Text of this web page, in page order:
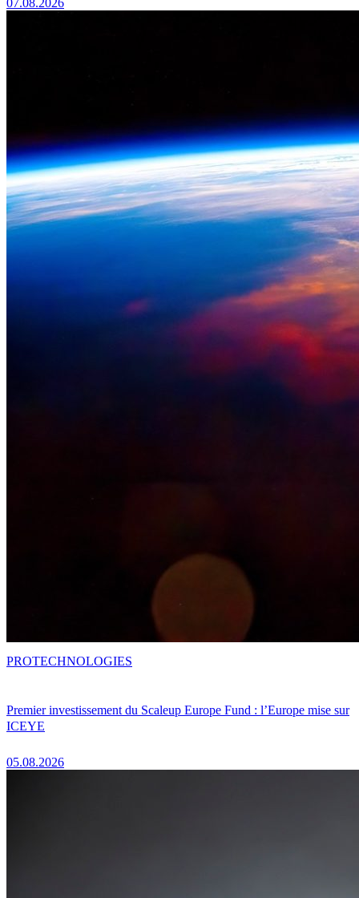
07.08.2026
Premier investissement du Scaleup Europe Fund : l’Europe mise sur
ICEYE
05.08.2026
PROTECHNOLOGIES